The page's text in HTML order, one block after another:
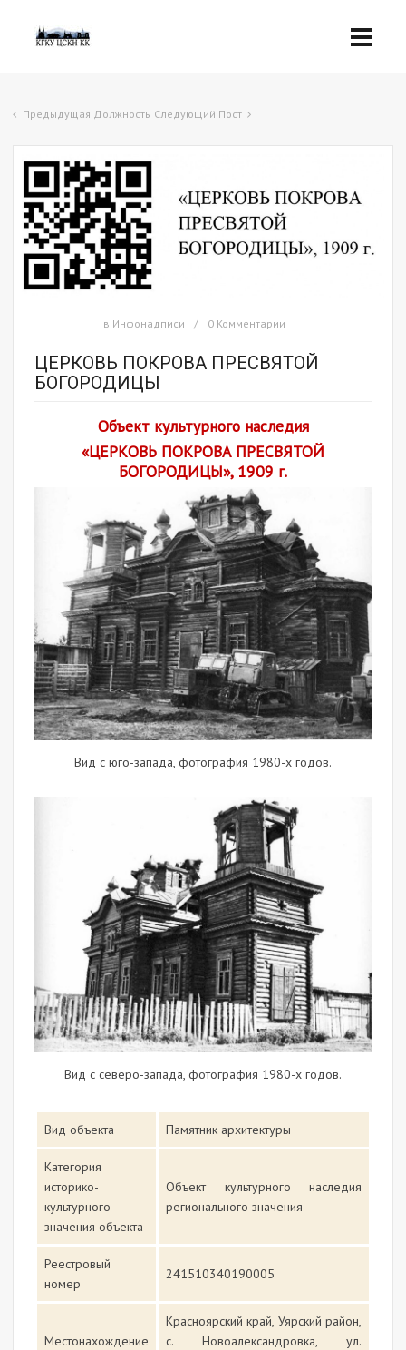
Предыдущая Должность Следующий Пост
в Инфонадписи 0 Комментарии
ЦЕРКОВЬ ПОКРОВА ПРЕСВЯТОЙ
БОГОРОДИЦЫ
Объект культурного наследия
«ЦЕРКОВЬ ПОКРОВА ПРЕСВЯТОЙ
БОГОРОДИЦЫ», 1909 г.
Вид с юго-запада, фотография 1980-х годов.
Вид с северо-запада, фотография 1980-х годов.
Вид объекта Памятник архитектуры
Категория
историко-
культурного
значения объекта
Объект культурного наследия
регионального значения
Реестровый
номер
241510340190005
Местонахождение
Красноярский край, Уярский район,
с. Новоалександровка, ул.